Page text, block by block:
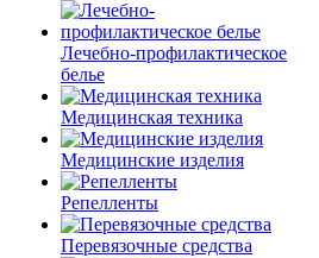
Лечебно-профилактическое
белье
Медицинская техника
Медицинские изделия
Репелленты
Перевязочные средства